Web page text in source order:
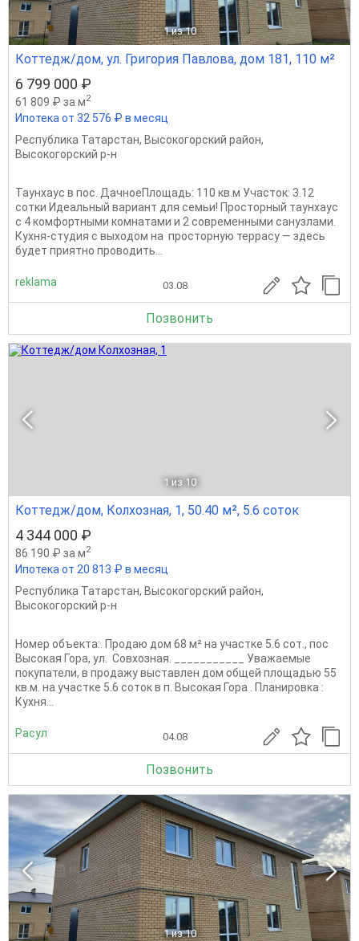
1 из 10
Коттедж/дом, ул. Григория Павлова, дом 181, 110 м²
6 799 000 ₽
61 809 ₽ за м2
Ипотека от 32 576 ₽ в месяц
Республика Татарстан, Высокогорский район,
Высокогорский р-н
Таунхаус в пос. ДачноеПлощадь: 110 кв.м Участок: 3.12
сотки Идеальный вариант для семьи! Просторный таунхаус
с 4 комфортными комнатами и 2 современными санузлами.
Кухня-студия с выходом на просторную террасу — здесь
будет приятно проводить...
reklama 03.08
Позвонить
1 из 10
Коттедж/дом, Колхозная, 1, 50.40 м², 5.6 соток
4 344 000 ₽
86 190 ₽ за м2
Ипотека от 20 813 ₽ в месяц
Республика Татарстан, Высокогорский район,
Высокогорский р-н
Номер объекта:. Продаю дом 68 м² на участке 5.6 сот., пос
Высокая Гора, ул. Совхозная. ___________ Уважаемые
покупатели, в продажу выставлен дом общей площадью 55
кв.м. на участке 5.6 соток в п. Высокая Гора . ​​​​​​​Планировка :
Кухня...
Расул 04.08
Позвонить
1 из 10